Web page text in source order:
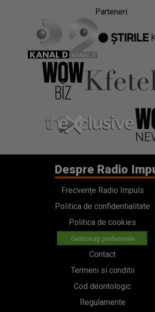
Parteneri:
Despre Radio
Frecvențe Radio Impuls
Politica de confidentialitate
Politica de cookies
Gestionați preferințele
Contact
Termeni si conditii
Cod deontologic
Regulamente